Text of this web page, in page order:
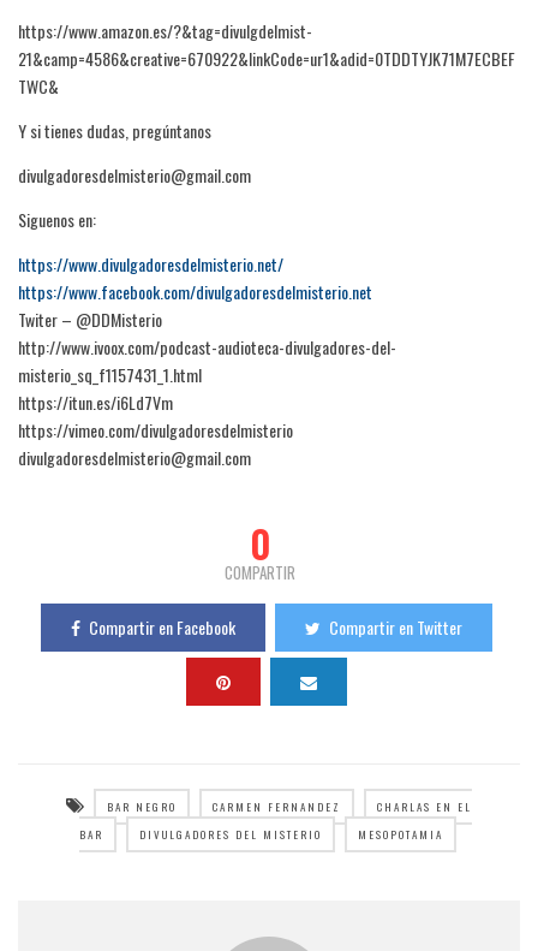
https://www.amazon.es/?&tag=divulgdelmist-
21&camp=4586&creative=670922&linkCode=ur1&adid=0TDDTYJK71M7ECBEF
TWC&
Y si tienes dudas, pregúntanos
divulgadoresdelmisterio@gmail.com
Siguenos en:
https://www.divulgadoresdelmisterio.net/
https://www.facebook.com/divulgadoresdelmisterio.net
Twiter – @DDMisterio
http://www.ivoox.com/podcast-audioteca-divulgadores-del-
misterio_sq_f1157431_1.html
https://itun.es/i6Ld7Vm
https://vimeo.com/divulgadoresdelmisterio
divulgadoresdelmisterio@gmail.com
0
COMPARTIR
Compartir en Facebook Compartir en Twitter
BAR NEGRO CARMEN FERNANDEZ
CHARLAS EN EL
BAR
DIVULGADORES DEL MISTERIO MESOPOTAMIA